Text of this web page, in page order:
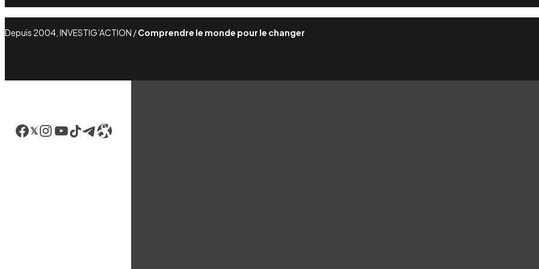
Depuis 2004, INVESTIG’ACTION /Comprendre le monde pour le changer
Facebook
LinkedIn
Instagram
YouTube
TikTokTelegram
Lien